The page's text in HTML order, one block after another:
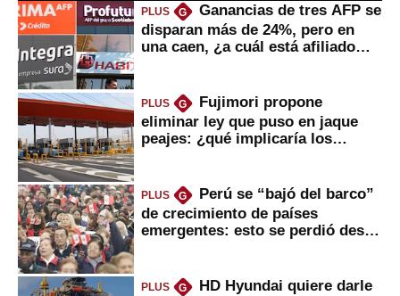
PLUS G
Ganancias de tres AFP se
disparan más de 24%, pero en
una caen, ¿a cuál está afiliado
PLUS G
Fujimori propone
eliminar ley que puso en jaque
peajes: ¿qué implicaría los
PLUS G
Perú se “bajó del barco”
de crecimiento de países
emergentes: esto se perdió desde
PLUS G
HD Hyundai quiere darle